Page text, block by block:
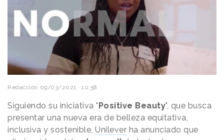
Redacción 09/03/2021 · 10:58
Siguiendo su iniciativa " Positive Beauty", que busca
presentar una nueva era de belleza equitativa,
inclusiva y sostenible, Unilever ha anunciado que